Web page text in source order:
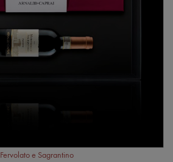
Fervolato e Sagrantino